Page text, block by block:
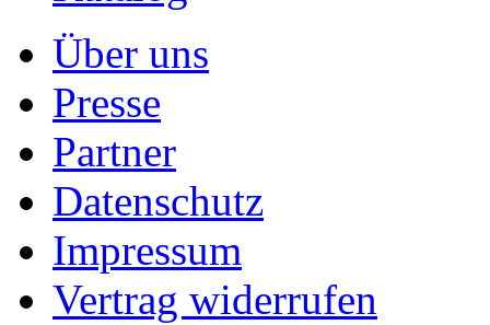
Über uns
Presse
Partner
Datenschutz
Impressum
Vertrag widerrufen